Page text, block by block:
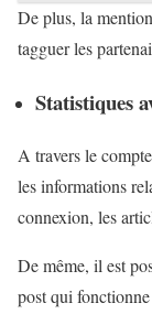
De plus, la
tagguer les
Statistiques
A travers le
les informations
connexion, les
De même, il est
post qui